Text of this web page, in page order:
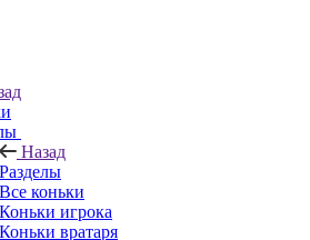
Назад
Разделы
Все коньки
Коньки игрока
Коньки вратаря